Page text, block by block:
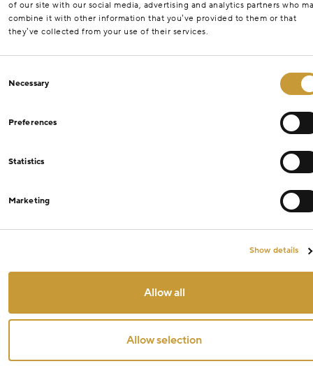
of our site with our social media, advertising and analytics partners who
combine it with other information that you’ve provided to them or that
they’ve collected from your use of their services.
Selection
Necessary
Preferences
Statistics
Marketing
Show details
Allow all
Allow selection